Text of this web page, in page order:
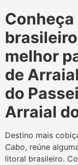
melhor
de
do
Arraial
Destino mais
Cabo, reúne
litoral brasileiro.